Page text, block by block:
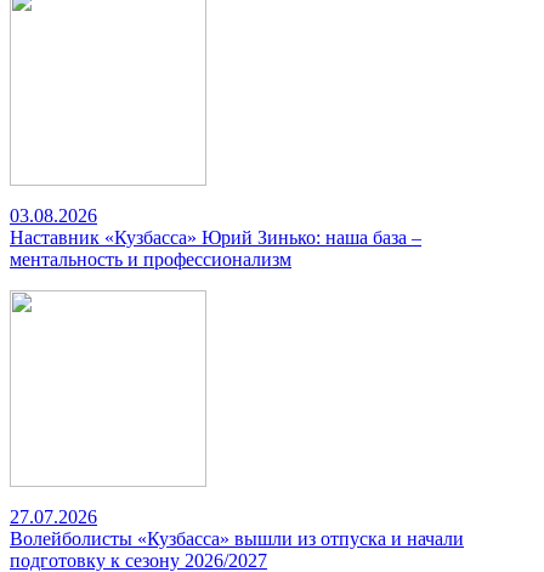
03.08.2026
Наставник «Кузбасса» Юрий Зинько: наша база –
ментальность и профессионализм
27.07.2026
Волейболисты «Кузбасса» вышли из отпуска и начали
подготовку к сезону 2026/2027